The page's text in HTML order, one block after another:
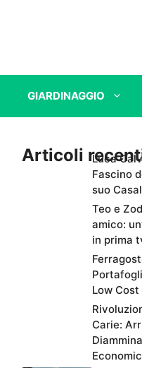
GIARDINAGGIO
Articoli
Luca
Fascino
suo
Teo e
amico:
in prima
Low Cost
Carie: